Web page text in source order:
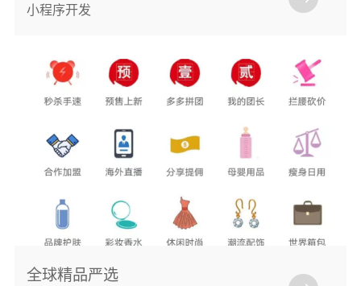
小程序开发
全球精品严选